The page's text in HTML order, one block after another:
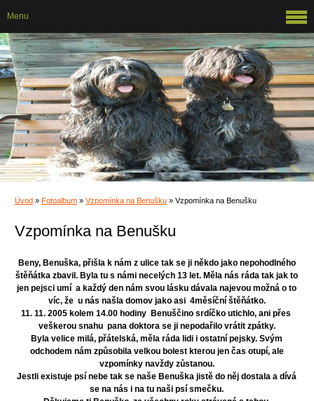
Úvod » Fotoalbum » Vzpomínka na Benušku » Vzpomínka na Benušku
Vzpomínka na Benušku
Beny, Benuška, přišla k nám z ulice tak se ji někdo jako nepohodlného
štěňátka zbavil. Byla tu s námi necelých 13 let. Měla nás ráda tak jak to
jen pejsci umí a každý den nám svou lásku dávala najevou možná o to
víc, že u nás našla domov jako asi 4měsíční štěňátko.
11. 11. 2005 kolem 14.00 hodiny Benuščino srdíčko utichlo, ani přes
veškerou snahu pana doktora se ji nepodařilo vrátit zpátky.
Byla velice milá, přátelská, měla ráda lidi i ostatní pejsky. Svým
odchodem nám způsobila velkou bolest kterou jen čas otupí, ale
vzpomínky navždy zůstanou.
Jestli existuje psí nebe tak se naše Benuška jistě do něj dostala a dívá
se na nás i na tu naši psí smečku.
Menu